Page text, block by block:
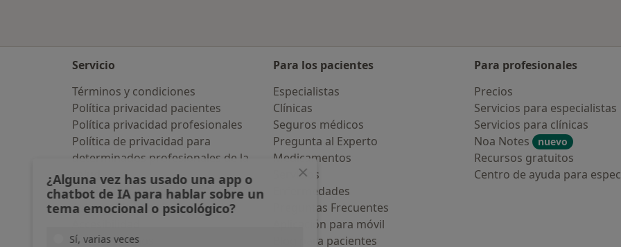
Servicio
Términos y condiciones
Política privacidad pacientes
Política privacidad profesionales
Política de privacidad para
determinados profesionales de la
salud
Política de cookies
Así organizamos los resultados
Quiénes somos
Para los pacientes
Especialistas
Clínicas
Seguros médicos
Pregunta al Experto
Medicamentos
Servicios
Enfermedades
Preguntas Frecuentes
Aplicación para móvil
Blog para pacientes
Para profesionales
Precios
Servicios para especialistas
Servicios para clínicas
Noa Notes
nuevo
Recursos gratuitos
Centro de ayuda para
¿Alguna vez has usado una app o
chatbot de IA para hablar sobre un
tema emocional o psicológico?
Sí, varias veces